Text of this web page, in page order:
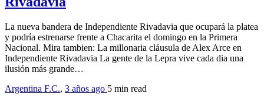
La nueva bandera de Independiente Rivadavia que ocupará la platea
y podría estrenarse frente a Chacarita el domingo en la Primera
Nacional. Mira tambien: La millonaria cláusula de Alex Arce en
Independiente Rivadavia La gente de la Lepra vive cada dia una
ilusión más grande…
Argentina F.C., 3 años ago 5 min read